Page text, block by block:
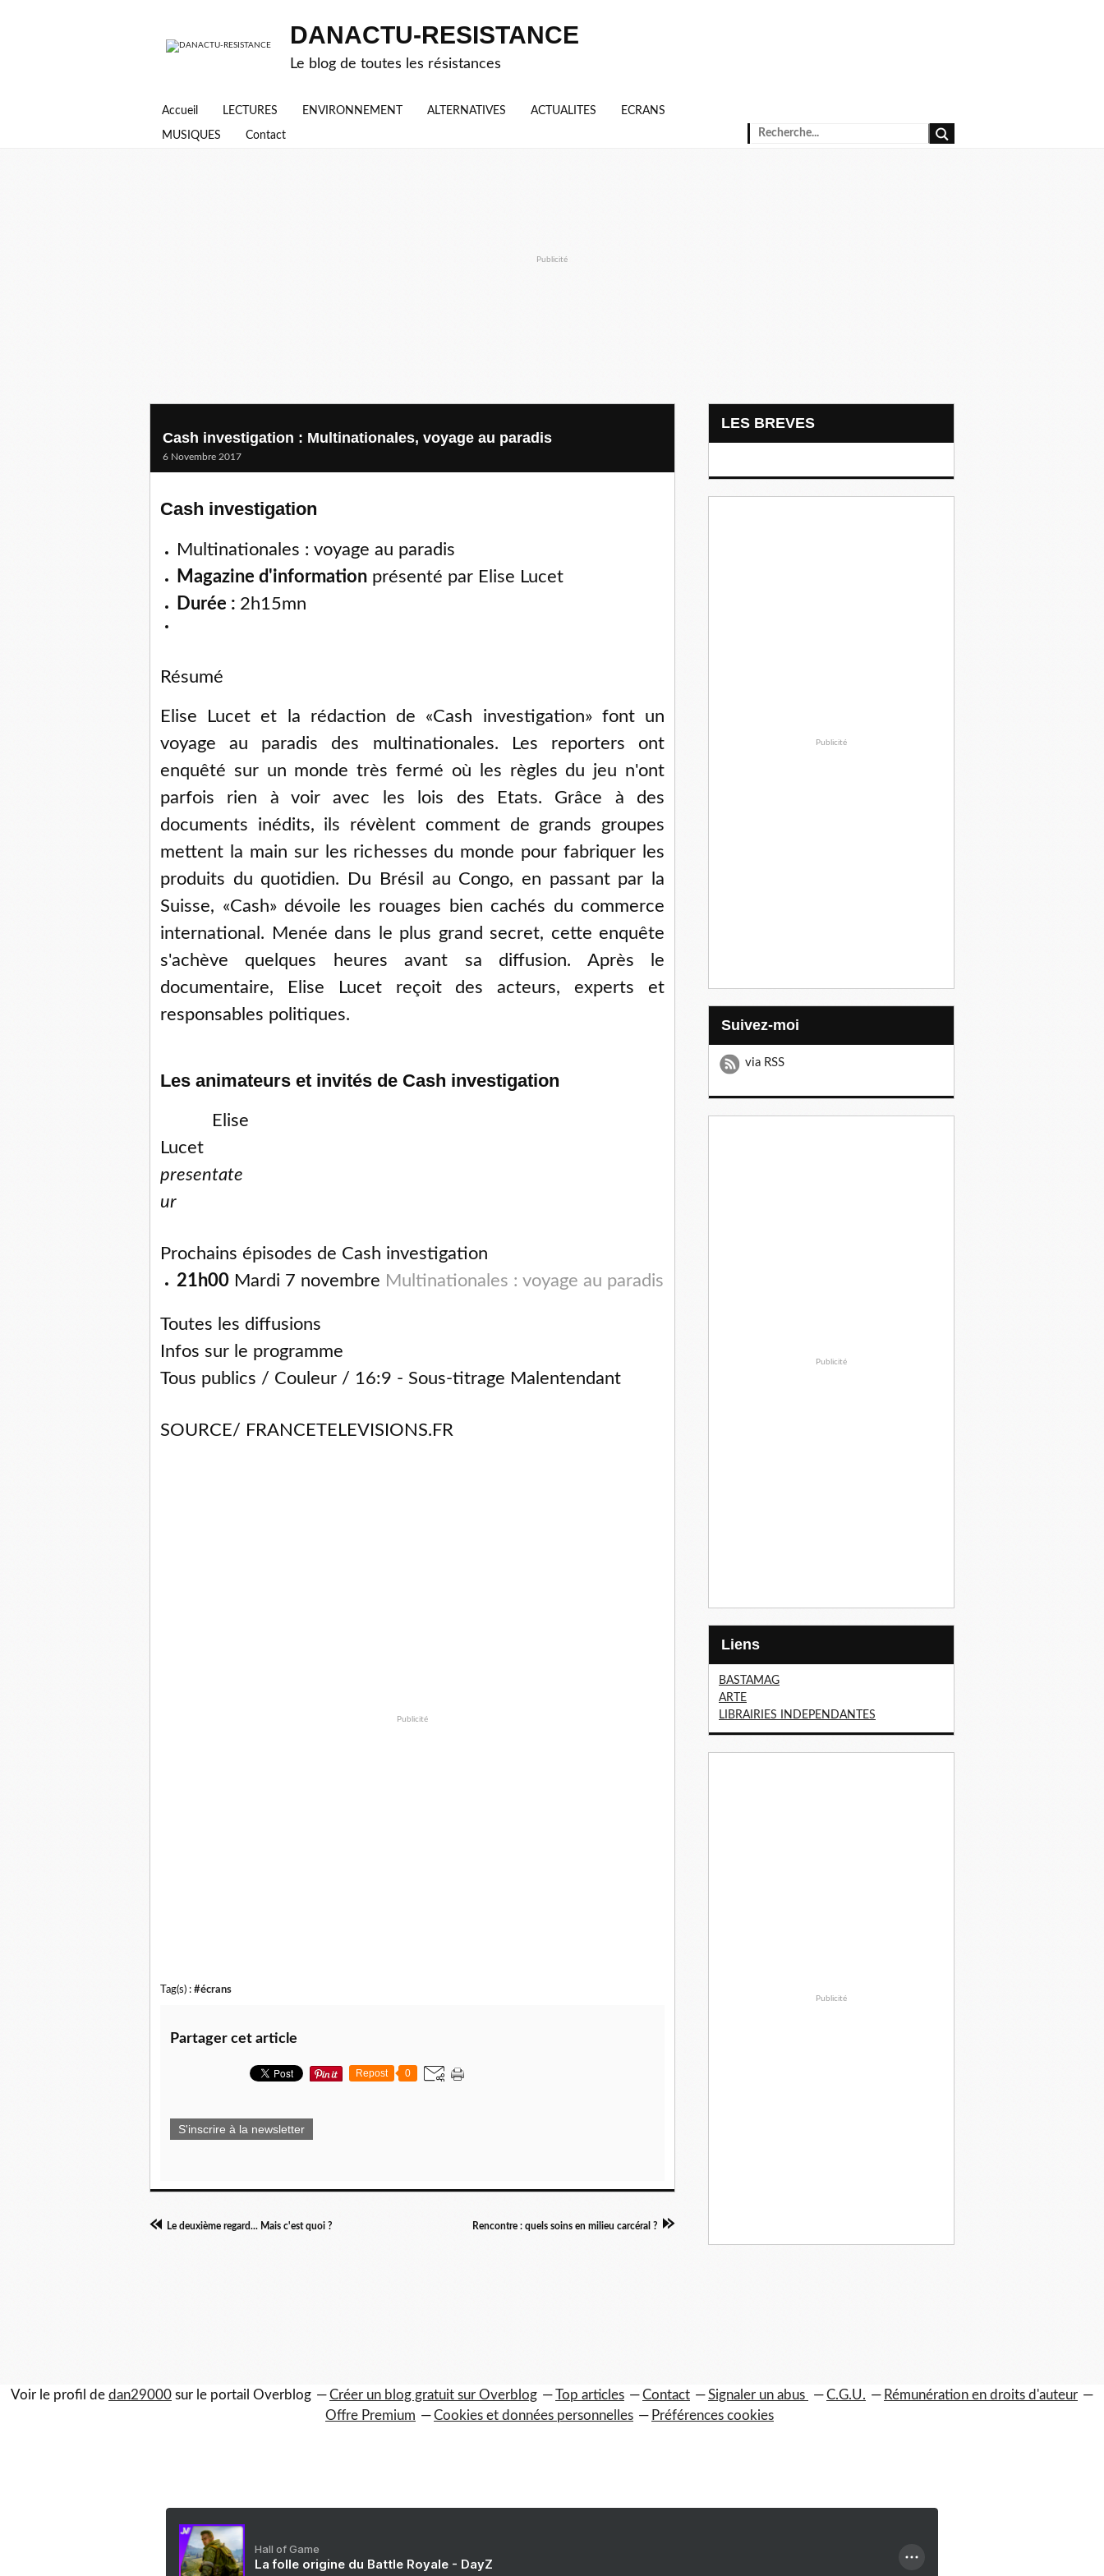
DANACTU-RESISTANCE
Le blog de toutes les résistances
Accueil LECTURES ENVIRONNEMENT ALTERNATIVES ACTUALITES ECRANS
MUSIQUES Contact
Publicité
Cash investigation : Multinationales, voyage au paradis
6 Novembre 2017
Cash investigation
Multinationales : voyage au paradis
Magazine d'information présenté par Elise Lucet
Durée : 2h15mn
Résumé
Elise Lucet et la rédaction de «Cash investigation» font un
voyage au paradis des multinationales. Les reporters ont
enquêté sur un monde très fermé où les règles du jeu n'ont
parfois rien à voir avec les lois des Etats. Grâce à des
documents inédits, ils révèlent comment de grands groupes
mettent la main sur les richesses du monde pour fabriquer les
produits du quotidien. Du Brésil au Congo, en passant par la
Suisse, «Cash» dévoile les rouages bien cachés du commerce
international. Menée dans le plus grand secret, cette enquête
s'achève quelques heures avant sa diffusion. Après le
documentaire, Elise Lucet reçoit des acteurs, experts et
responsables politiques.
Les animateurs et invités de Cash investigation
Elise
Lucet
presentate
ur
Prochains épisodes de Cash investigation
21h00 Mardi 7 novembre Multinationales : voyage au paradis
Toutes les diffusions
Infos sur le programme
Tous publics / Couleur / 16:9 - Sous-titrage Malentendant
SOURCE/ FRANCETELEVISIONS.FR
Publicité
Tag(s) : #écrans
Partager cet article
Repost 0
S'inscrire à la newsletter
Le deuxième regard... Mais c'est quoi ? Rencontre : quels soins en milieu carcéral ?
LES BREVES
Publicité
Suivez-moi
via RSS
Publicité
Liens
BASTAMAG
ARTE
LIBRAIRIES INDEPENDANTES
Publicité
Voir le profil de dan29000 sur le portail Overblog Créer un blog gratuit sur Overblog Top articles Contact Signaler un abus C.G.U.
Rémunération en droits d'auteur
Offre Premium
Cookies et données personnelles Préférences cookies
Hall of Game
La folle origine du Battle Royale - DayZ